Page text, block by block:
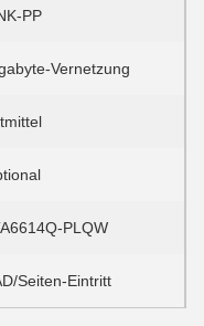
PP
Vernetzung
PLQW
Seiten-Eintritt